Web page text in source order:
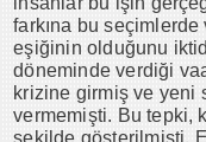
farkına bu seçimlerde
eşiğinin olduğunu
döneminde verdiği
krizine girmiş ve yeni
vermemişti. Bu tepki,
şekilde gösterilmişti.